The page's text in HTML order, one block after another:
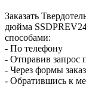
Заказать
дюйма
способами:
- По телефону
- Отправив запрос
- Через формы
- Обратившись к